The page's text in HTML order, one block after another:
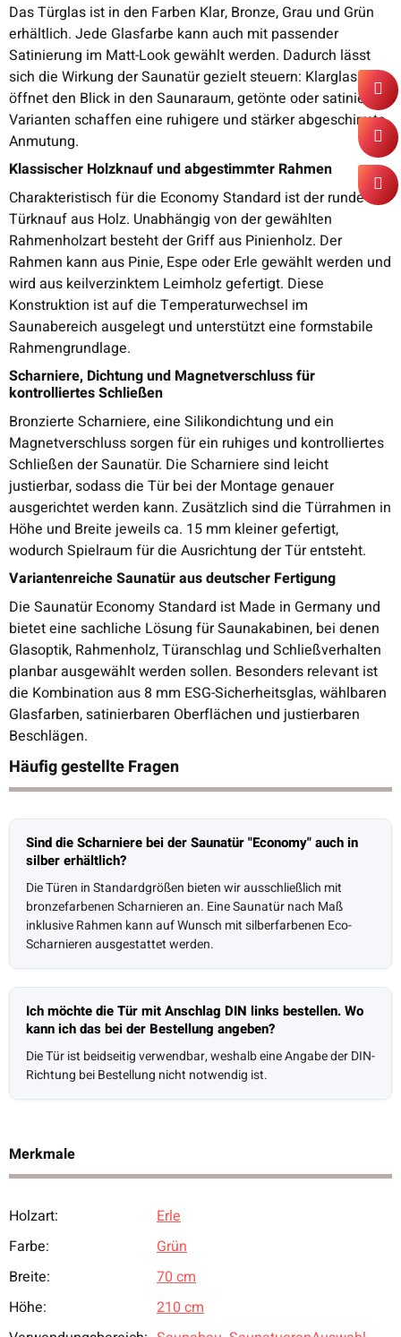
Das Türglas ist in den Farben Klar, Bronze, Grau und Grün
erhältlich. Jede Glasfarbe kann auch mit passender
Satinierung im Matt-Look gewählt werden. Dadurch lässt
sich die Wirkung der Saunatür gezielt steuern: Klarglas
öffnet den Blick in den Saunaraum, getönte oder satinierte
Varianten schaffen eine ruhigere und stärker abgeschirmte
Anmutung.
Klassischer Holzknauf und abgestimmter Rahmen
Charakteristisch für die Economy Standard ist der runde
Türknauf aus Holz. Unabhängig von der gewählten
Rahmenholzart besteht der Griff aus Pinienholz. Der
Rahmen kann aus Pinie, Espe oder Erle gewählt werden und
wird aus keilverzinktem Leimholz gefertigt. Diese
Konstruktion ist auf die Temperaturwechsel im
Saunabereich ausgelegt und unterstützt eine formstabile
Rahmengrundlage.
Scharniere, Dichtung und Magnetverschluss für
kontrolliertes Schließen
Bronzierte Scharniere, eine Silikondichtung und ein
Magnetverschluss sorgen für ein ruhiges und kontrolliertes
Schließen der Saunatür. Die Scharniere sind leicht
justierbar, sodass die Tür bei der Montage genauer
ausgerichtet werden kann. Zusätzlich sind die Türrahmen in
Höhe und Breite jeweils ca. 15 mm kleiner gefertigt,
wodurch Spielraum für die Ausrichtung der Tür entsteht.
Variantenreiche Saunatür aus deutscher Fertigung
Die Saunatür Economy Standard ist Made in Germany und
bietet eine sachliche Lösung für Saunakabinen, bei denen
Glasoptik, Rahmenholz, Türanschlag und Schließverhalten
planbar ausgewählt werden sollen. Besonders relevant ist
die Kombination aus 8 mm ESG-Sicherheitsglas, wählbaren
Glasfarben, satinierbaren Oberflächen und justierbaren
Beschlägen.
Häufig gestellte Fragen
Sind die Scharniere bei der Saunatür "Economy" auch in
silber erhältlich?
Die Türen in Standardgrößen bieten wir ausschließlich mit
bronzefarbenen Scharnieren an. Eine Saunatür nach Maß
inklusive Rahmen kann auf Wunsch mit silberfarbenen Eco-
Scharnieren ausgestattet werden.
Ich möchte die Tür mit Anschlag DIN links bestellen. Wo
kann ich das bei der Bestellung angeben?
Die Tür ist beidseitig verwendbar, weshalb eine Angabe der DIN-
Richtung bei Bestellung nicht notwendig ist.
Merkmale
Produkteigenschaft
Wert
Holzart:
Erle
Farbe:
Grün
Breite:
70 cm
Höhe:
210 cm